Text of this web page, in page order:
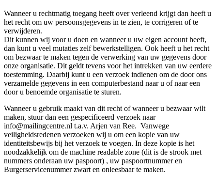
Wanneer u rechtmatig toegang heeft over verleend krijgt dan heeft u
het recht om uw persoonsgegevens in te zien, te corrigeren of te
verwijderen.
Dit kunnen wij voor u doen en wanneer u uw eigen account heeft,
dan kunt u veel mutaties zelf bewerkstelligen. Ook heeft u het recht
om bezwaar te maken tegen de verwerking van uw gegevens door
onze organisatie. Dit geldt tevens voor het intrekken van uw eerdere
toestemming. Daarbij kunt u een verzoek indienen om de door ons
verzamelde gegevens in een computerbestand naar u of naar een
door u benoemde organisatie te sturen.
Wanneer u gebruik maakt van dit recht of wanneer u bezwaar wilt
maken, stuur dan een gespecificeerd verzoek naar
info@mailingcentre.nl t.a.v. Arjen van Ree. Vanwege
veiligheidsredenen verzoeken wij u om een kopie van uw
identiteitsbewijs bij het verzoek te voegen. In deze kopie is het
noodzakkelijk om de machine readable zone (dit is de strook met
nummers onderaan uw paspoort) , uw paspoortnummer en
Burgerservicenummer zwart en onleesbaar te maken.